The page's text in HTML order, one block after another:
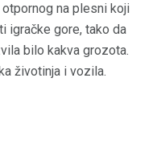
na plesni koji
igračke gore, tako da
bilo kakva grozota.
životinja i vozila.